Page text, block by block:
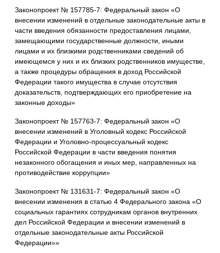
Законопроект № 157785-7: Федеральный закон «О
внесении изменений в отдельные законодательные акты в
части введения обязанности предоставления лицами,
замещающими государственные должности, иными
лицами и их близкими родственниками сведений об
имеющемся у них и их близких родственников имуществе,
а также процедуры обращения в доход Российской
Федерации такого имущества в случае отсутствия
доказательств, подтверждающих его приобретение на
законные доходы»
Законопроект № 157763-7: Федеральный закон «О
внесении изменений в Уголовный кодекс Российской
Федерации и Уголовно-процессуальный кодекс
Российской Федерации в части введения понятия
незаконного обогащения и иных мер, направленных на
противодействие коррупции»
Законопроект № 131631-7: Федеральный закон «О
внесении изменения в статью 4 Федерального закона «О
социальных гарантиях сотрудникам органов внутренних
дел Российской Федерации и внесении изменений в
отдельные законодательные акты Российской
Федерации»»